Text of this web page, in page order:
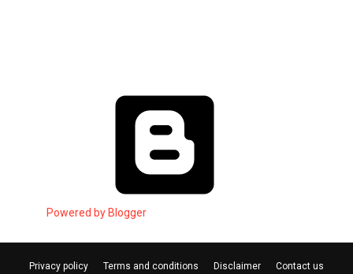
Powered by Blogger
Privacy policy Terms and conditions Disclaimer Contact us